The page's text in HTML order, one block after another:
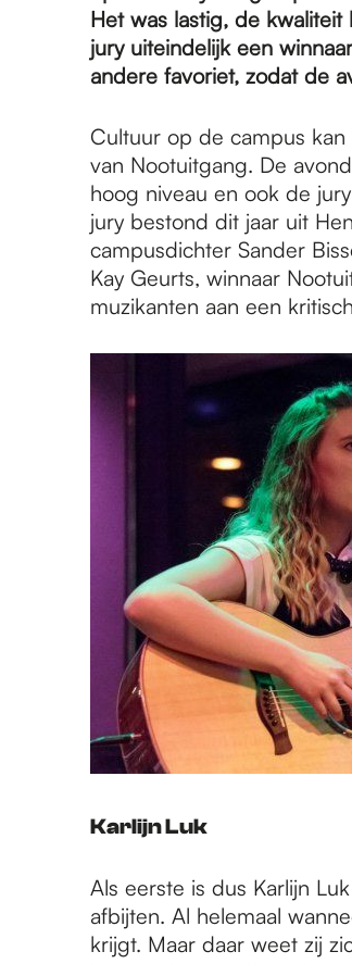
Het was lastig, de
jury uiteindelijk een
andere favoriet, zodat de
Cultuur op de campus
van Nootuitgang. De
hoog niveau en ook de
jury bestond dit jaar uit
campusdichter Sander
Kay Geurts, winnaar
muzikanten aan een
Karlijn Luk
Als eerste is dus Karlijn
afbijten. Al helemaal
krijgt. Maar daar weet zij